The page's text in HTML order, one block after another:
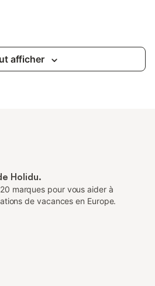
afficher
Holidu.
marques pour vous aider à
de vacances en Europe.